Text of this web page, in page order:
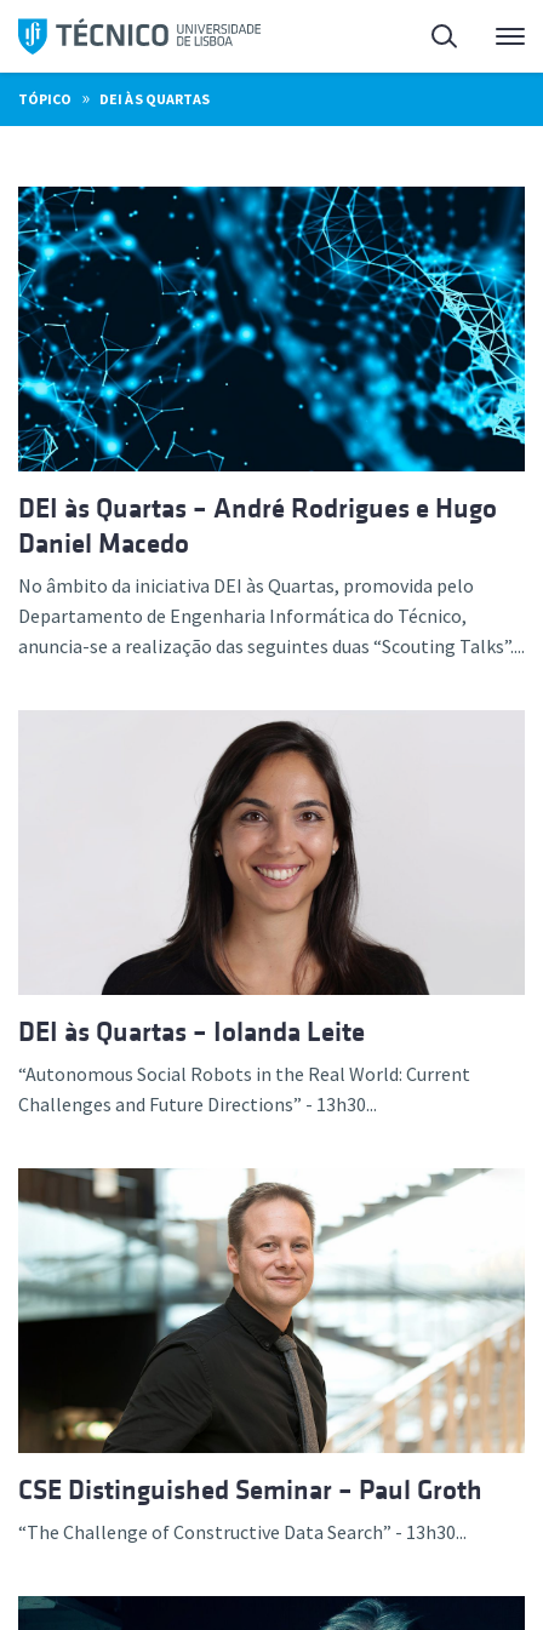
Saltar
para
o
conteúdo
Pesquisa
TÓPICO » DEI ÀS QUARTAS
DEI às Quartas – André Rodrigues e Hugo
Daniel Macedo
No âmbito da iniciativa DEI às Quartas, promovida pelo
Departamento de Engenharia Informática do Técnico,
anuncia-se a realização das seguintes duas “Scouting Talks”....
DEI às Quartas – Iolanda Leite
“Autonomous Social Robots in the Real World: Current
Challenges and Future Directions” - 13h30...
CSE Distinguished Seminar – Paul Groth
“The Challenge of Constructive Data Search” - 13h30...